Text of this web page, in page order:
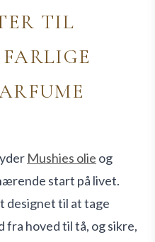
TIL
Mushies olie og
start på livet.
designet til at tage
fra hoved til tå, og sikre,